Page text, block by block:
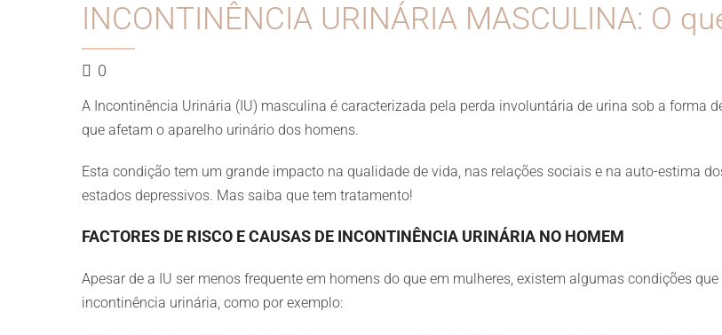
INCONTINÊNCIA URINÁRIA MASCULINA: O
0
A Incontinência Urinária (IU) masculina é caracterizada pela perda involuntária de urina sob a forma
que afetam o aparelho urinário dos homens.
Esta condição tem um grande impacto na qualidade de vida, nas relações sociais e na auto-estima
estados depressivos. Mas saiba que tem tratamento!
FACTORES DE RISCO E CAUSAS DE INCONTINÊNCIA URINÁRIA NO HOMEM
Apesar de a IU ser menos frequente em homens do que em mulheres, existem algumas condições
incontinência urinária, como por exemplo: